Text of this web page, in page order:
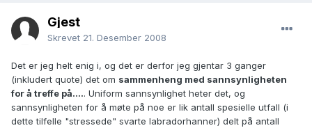
Gjest
Skrevet 21. Desember 2008
Det er jeg helt enig i, og det er derfor jeg gjentar 3 ganger
(inkludert quote) det om sammenheng med sannsynligheten
for å treffe på..... Uniform sannsynlighet heter det, og
sannsynligheten for å møte på noe er lik antall spesielle utfall (i
dette tilfelle "stressede" svarte labradorhanner) delt på antall